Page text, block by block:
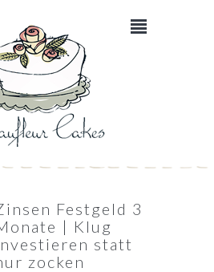
Festgeld 3
| Klug
statt
zocken